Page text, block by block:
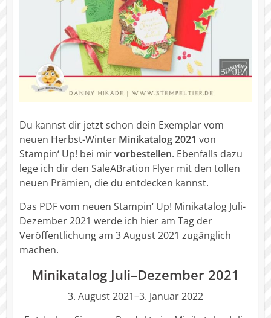
Du kannst dir jetzt schon dein Exemplar vom
neuen Herbst-Winter Minikatalog 2021 von
Stampin‘ Up! bei mirvorbestellen. Ebenfalls dazu
lege ich dir den SaleABration Flyer mit den tollen
neuen Prämien, die du entdecken kannst.
Das PDF vom neuen Stampin‘ Up! Minikatalog Juli-
Dezember 2021 werde ich hier am Tag der
Veröffentlichung am 3 August 2021 zugänglich
machen.
Minikatalog Juli–Dezember 2021
3. August 2021–3. Januar 2022